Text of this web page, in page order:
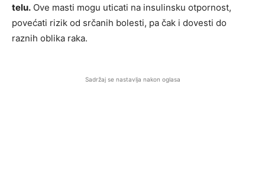
telu. Ove masti mogu uticati na insulinsku otpornost,
povećati rizik od srčanih bolesti, pa čak i dovesti do
raznih oblika raka.
Sadržaj se nastavlja nakon oglasa